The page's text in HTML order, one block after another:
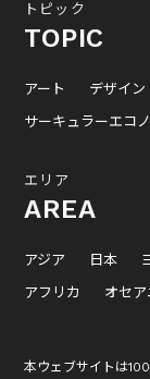
トピック
TOPIC
アート デザイン
サーキュラーエコ
エリア
AREA
アジア 日本
アフリカ
オセア
本ウェブサイトは